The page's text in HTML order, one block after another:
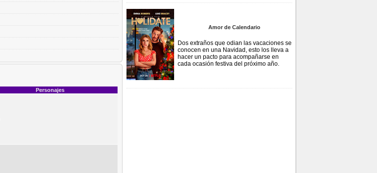
Personajes
Amor de Calendario
Dos extraños que odian las vacaciones se
conocen en una Navidad, esto los lleva a
hacer un pacto para acompañarse en
cada ocasión festiva del próximo año.